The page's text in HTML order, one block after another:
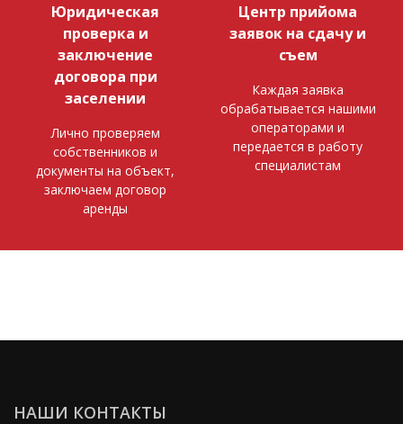
Юридическая
проверка и
заключение
договора при
заселении
Лично проверяем
собственников и
документы на объект,
заключаем договор
аренды
Центр прийома
заявок на сдачу и
съем
Каждая заявка
обрабатывается нашими
операторами и
передается в работу
специалистам
НАШИ КОНТАКТЫ